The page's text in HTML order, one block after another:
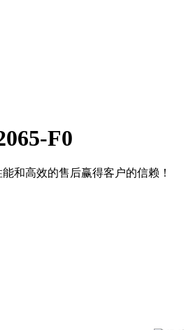
F0
和高效的售后赢得客户的信赖！